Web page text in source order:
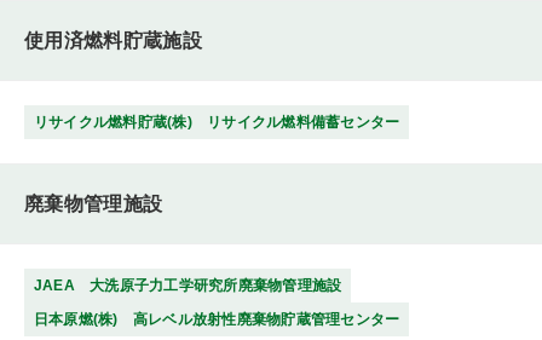
使用済燃料貯蔵施設
リサイクル燃料貯蔵(株) リサイクル燃料備蓄センター
廃棄物管理施設
JAEA 大洗原子力工学研究所廃棄物管理施設
日本原燃(株) 高レベル放射性廃棄物貯蔵管理センター